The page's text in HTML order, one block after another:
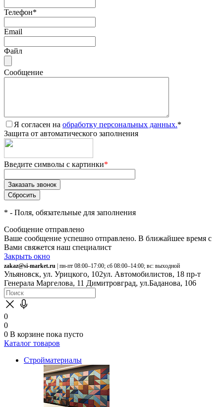
Телефон*
Email
Файл
Сообщение
Я согласен на обработку персональных данных.*
Защита от автоматического заполнения
Введите символы с картинки*
* - Поля, обязательные для заполнения
Сообщение отправлено
Ваше сообщение успешно отправлено. В ближайшее время с
Вами свяжется наш специалист
Закрыть окно
zakaz@si-market.ru | пн-пт 08:00–17:00; сб 08:00–14:00; вс: выходной
Ульяновск, ул. Урицкого, 102ул. Автомобилистов, 18 пр-т
Генерала Маргелова, 11 Димитровград, ул.Баданова, 106
0
0
0 В корзине пока пусто
Каталог товаров
Стройматериалы